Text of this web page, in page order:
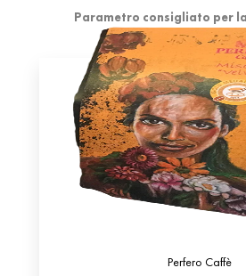
Parametro consigliato per
caffè espresso:
Monorigine Fruttato
Perfero Caffè